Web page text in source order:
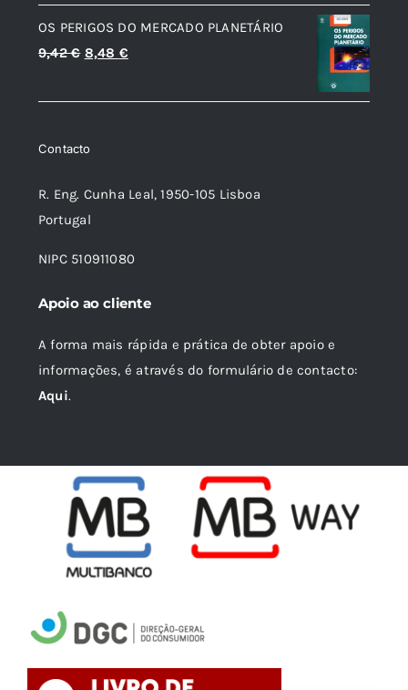
original
era:
17,80 €.
atual
é:
16,02 €.
OS PERIGOS DO MERCADO PLANETÁRIO
9,42€ O
original
9,42 €.
8,48 €O
atual
Contacto
R. Eng. Cunha Leal, 1950-105 Lisboa
Portugal
NIPC 510911080
Apoio ao cliente
A forma mais rápida e prática de obter apoio e
informações, é através do formulário de contacto:
Aqui.